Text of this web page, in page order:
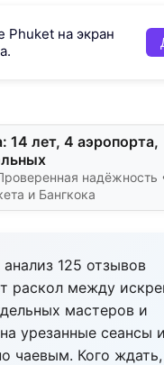
Phuket на экран
14 лет, 4 аэропорта,
надёжность
и Бангкока
анализ 125 отзывов
раскол между
мастеров и
урезанные сеансы и
чаевым. Кого